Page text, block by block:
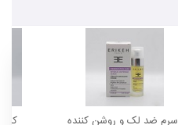
سرم ضد لک و روشن کننده